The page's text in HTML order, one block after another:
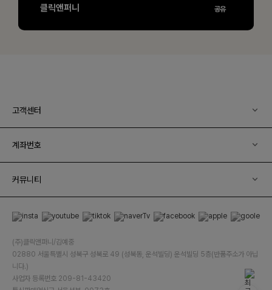
고객센터
계좌번호
커뮤니티
(주)클릭앤퍼니/김예중
02880 서울특별시 성북구 성북로 49 (성북동, 운석빌딩) 운석빌딩 5층(반품주소가 아닙
니다.)
사업자 등록번호 209-81-43420